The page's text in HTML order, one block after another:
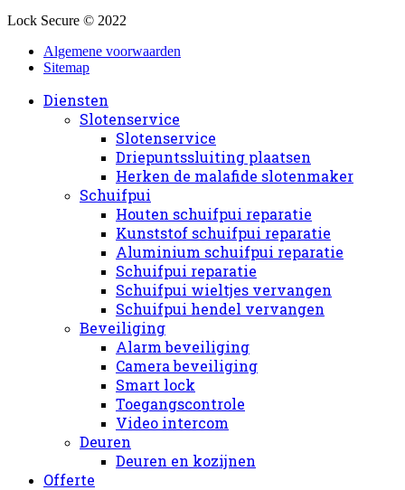
Lock Secure © 2022
Algemene voorwaarden
Sitemap
Diensten
Slotenservice
Slotenservice
Driepuntssluiting plaatsen
Herken de malafide slotenmaker
Schuifpui
Houten schuifpui reparatie
Kunststof schuifpui reparatie
Aluminium schuifpui reparatie
Schuifpui reparatie
Schuifpui wieltjes vervangen
Schuifpui hendel vervangen
Beveiliging
Alarm beveiliging
Camera beveiliging
Smart lock
Toegangscontrole
Video intercom
Deuren
Deuren en kozijnen
Offerte